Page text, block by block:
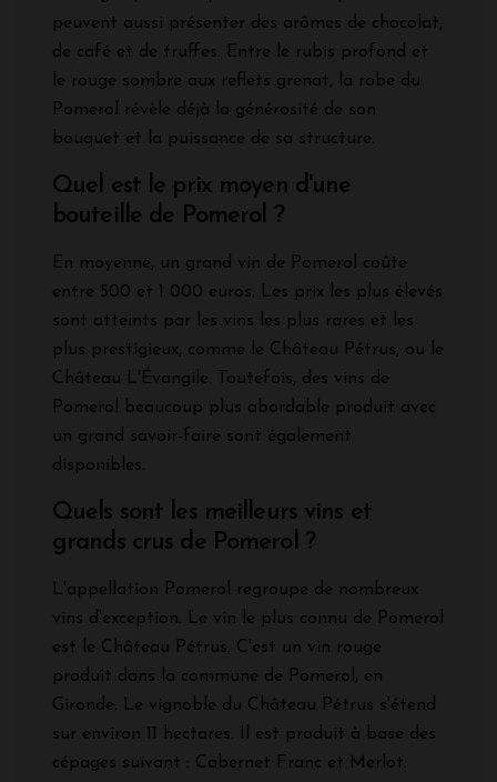
peuvent aussi présenter des arômes de chocolat,
de café et de truffes. Entre le rubis profond et
le rouge sombre aux reflets grenat, la robe du
Pomerol révèle déjà la générosité de son
bouquet et la puissance de sa structure.
Quel est le prix moyen d'une
bouteille de Pomerol ?
En moyenne, un grand vin de Pomerol coûte
entre 500 et 1 000 euros. Les prix les plus élevés
sont atteints par les vins les plus rares et les
plus prestigieux, comme le Château Pétrus, ou le
Château L'Évangile. Toutefois, des vins de
Pomerol beaucoup plus abordable produit avec
un grand savoir-faire sont également
disponibles.
Quels sont les meilleurs vins et
grands crus de Pomerol ?
L'appellation Pomerol regroupe de nombreux
vins d'exception. Le vin le plus connu de Pomerol
est le Château Pétrus. C'est un vin rouge
produit dans la commune de Pomerol, en
Gironde. Le vignoble du Château Pétrus s'étend
sur environ 11 hectares. Il est produit à base des
cépages suivant : Cabernet Franc et Merlot.